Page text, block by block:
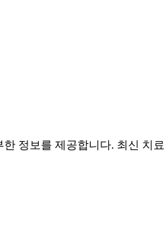
정보를 제공합니다. 최신